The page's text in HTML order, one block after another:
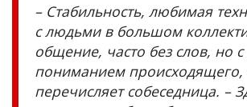
– Стабильность, любимая
с людьми в большом
общение, часто без слов, но
пониманием происходящего,
перечисляет собеседница. –